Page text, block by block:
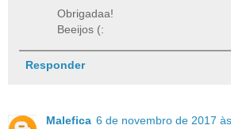
Obrigadaa!
Beeijos (:
Responder
Malefica 6 de novembro de 2017